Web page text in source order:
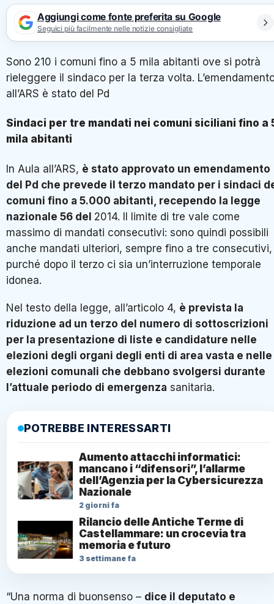
Aggiungi come fonte preferita su Google
Seguici più facilmente nelle notizie consigliate
Sono 210 i comuni fino a 5 mila abitanti ove si potrà
rieleggere il sindaco per la terza volta.
all’ARS è stato del Pd
Sindaci per tre mandati nei comuni siciliani fino a
mila abitanti
In Aula all’ARS, è stato approvato un emendamento
del Pd che prevede il terzo mandato per i sindaci
comuni fino a 5.000 abitanti, recependo la legge
nazionale 56 del 2014. Il limite di tre vale come
massimo di mandati consecutivi: sono quindi possibili
anche mandati ulteriori, sempre fino a tre consecutivi,
purché dopo il terzo ci sia un’interruzione temporale
idonea.
Nel testo della legge, all’articolo 4, è prevista la
riduzione ad un terzo del numero di sottoscrizioni
per la presentazione di liste e candidature nelle
elezioni degli organi degli enti di area vasta e nelle
elezioni comunali che debbano svolgersi durante
l’attuale periodo di emergenza sanitaria.
POTREBBE INTERESSARTI
Aumento attacchi informatici:
mancano i “difensori”, l’allarme
dell’Agenzia per la Cybersicurezza
Nazionale
2 giorni fa
Rilancio delle Antiche Terme di
Castellammare: un crocevia tra
memoria e futuro
3 settimane fa
“Una norma di buonsenso – dice il deputato e